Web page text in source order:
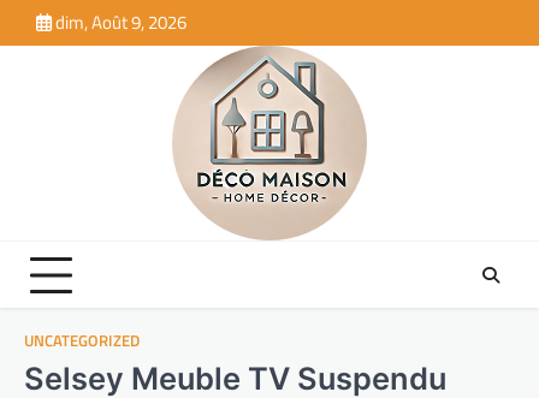
to
dim, Août 9, 2026
UNCATEGORIZED
Selsey Meuble TV Suspendu